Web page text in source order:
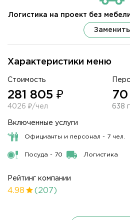
Характеристики меню
Стоимость
281 805 ₽
4026 ₽/чел
70
638
Включенные услуги
Официанты и персонал - 7 чел.
Посуда - 70 Логистика
Рейтинг компании
4.98 (207)
Логистика на проект без
Заменить